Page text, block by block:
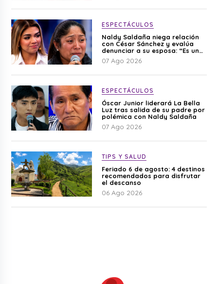
ESPECTÁCULOS
Naldy Saldaña niega relación
con César Sánchez y evalúa
denunciar a su esposa: “Es una
difamación”
07 Ago 2026
ESPECTÁCULOS
Óscar Junior liderará La Bella
Luz tras salida de su padre por
polémica con Naldy Saldaña
07 Ago 2026
TIPS Y SALUD
Feriado 6 de agosto: 4 destinos
recomendados para disfrutar
el descanso
06 Ago 2026